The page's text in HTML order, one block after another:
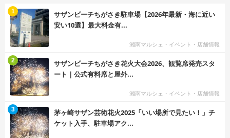
サザンビーチちがさき駐車場【2026年最新・海に近い
安い10選】最大料金有...
湘南マルシェ・イベント・店舗情報
1
サザンビーチちがさき花火大会2026、観覧席発売スタ
ート｜公式有料席と屋外...
湘南マルシェ・イベント・店舗情報
2
茅ヶ崎サザン芸術花火2025「いい場所で見たい！」チ
ケット入手、駐車場アク...
3